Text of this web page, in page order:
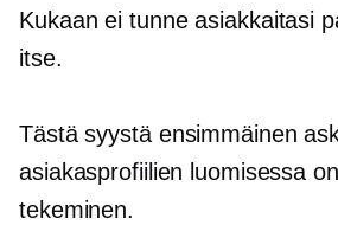
Kukaan ei tunne asiakkaitasi
itse.
Tästä syystä ensimmäinen
asiakasprofiilien luomisessa
tekeminen.